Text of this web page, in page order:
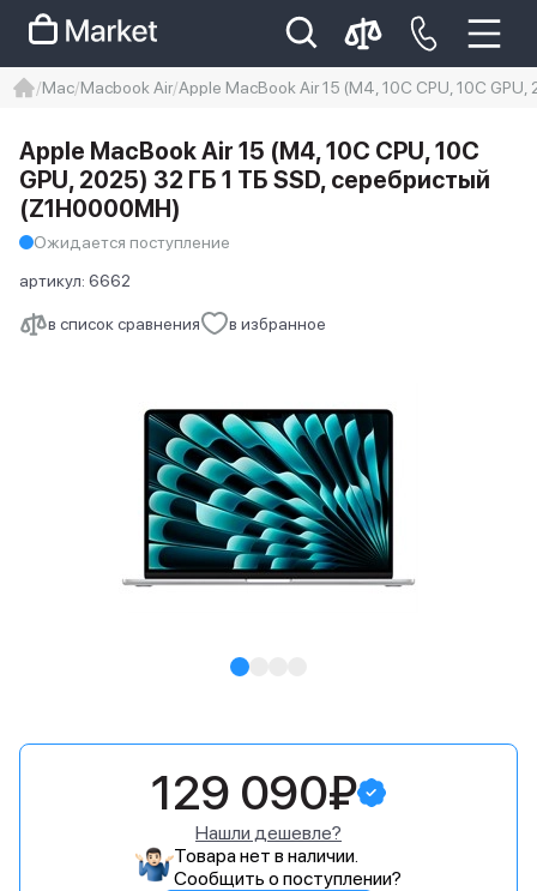
Iphone 14 pro max
айфон 14
Mac Macbook Air Apple MacBook Air 15 (M4, 10C CPU, 10C
в список сравнения в избранное
Apple MacBook Air 15 (M4, 10C CPU, 10C
GPU, 2025) 32 ГБ 1 ТБ SSD, серебристый
(Z1H0000MH)
Ожидается поступление
артикул: 6662
129 090₽
Нашли дешевле?
Товара нет в наличии.
Сообщить о поступлении?